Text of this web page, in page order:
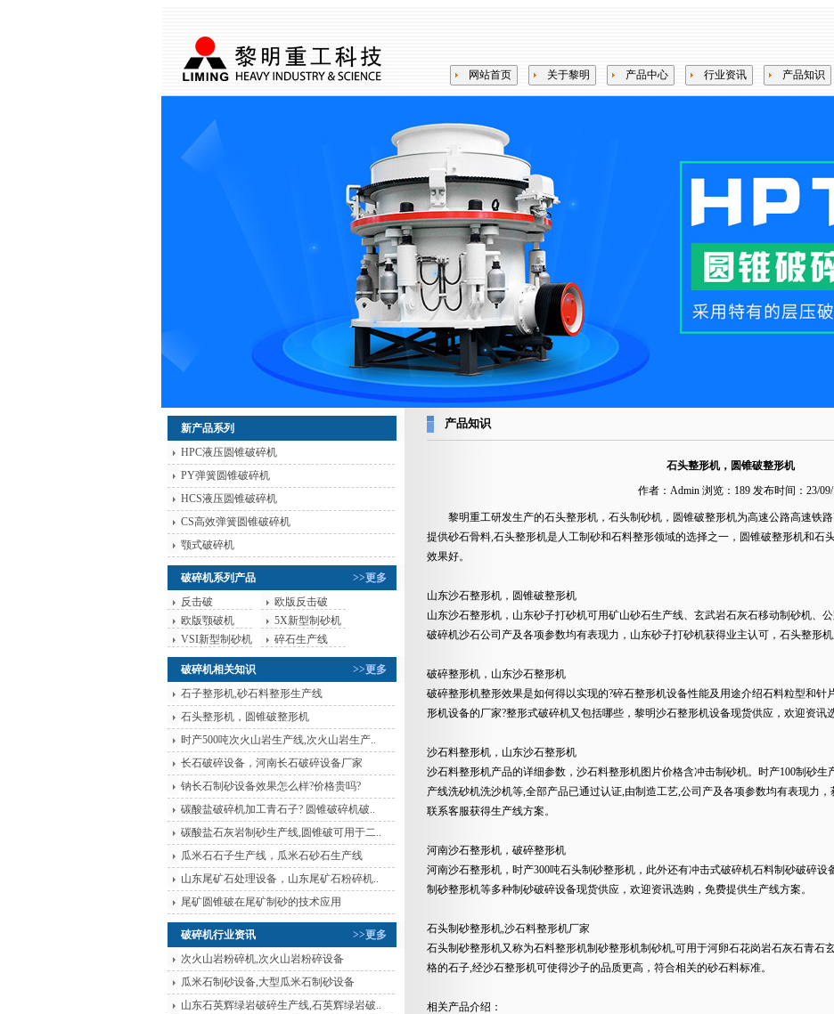
网站首页 关于黎明 产品中心 行业资讯 产品知识
新产品系列
HPC液压圆锥破碎机
PY弹簧圆锥破碎机
HCS液压圆锥破碎机
CS高效弹簧圆锥破碎机
颚式破碎机
>>更多
破碎机系列产品
反击破
欧版反击破
欧版颚破机
5X新型制砂机
VSI新型制砂机
碎石生产线
>>更多
破碎机相关知识
石子整形机,砂石料整形生产线
石头整形机，圆锥破整形机
时产500吨次火山岩生产线,次火山岩生产..
长石破碎设备，河南长石破碎设备厂家
钠长石制砂设备效果怎么样?价格贵吗?
碳酸盐破碎机加工青石子? 圆锥破碎机破..
碳酸盐石灰岩制砂生产线,圆锥破可用于二..
瓜米石石子生产线，瓜米石砂石生产线
山东尾矿石处理设备，山东尾矿石粉碎机..
尾矿圆锥破在尾矿制砂的技术应用
>>更多
破碎机行业资讯
次火山岩粉碎机,次火山岩粉碎设备
瓜米石制砂设备,大型瓜米石制砂设备
山东石英辉绿岩破碎生产线,石英辉绿岩破..
产品知识
石头整形机，圆锥破整形机
作者：Admin 浏览： 189 发布时间：23/
黎明重工研发生产的石头整形机，石头制砂机，圆锥破整形机为高速公路高速铁
提供砂石骨料,石头整形机是人工制砂和石料整形领域的选择之一，圆锥破整形机和石
效果好。
山东沙石整形机，圆锥破整形机
山东沙石整形机，山东砂子打砂机可用矿山砂石生产线、玄武岩石灰石移动制砂机、
破碎机沙石公司产及各项参数均有表现力，山东砂子打砂机获得业主认可，石头整形
破碎整形机，山东沙石整形机
破碎整形机整形效果是如何得以实现的?碎石整形机设备性能及用途介绍石料粒型和针
形机设备的厂家?整形式破碎机又包括哪些，黎明沙石整形机设备现货供应，欢迎资讯
沙石料整形机，山东沙石整形机
沙石料整形机产品的详细参数，沙石料整形机图片价格含冲击制砂机。时产100制砂生
产线洗砂机洗沙机等,全部产品已通过认证,由制造工艺,公司产及各项参数均有表现力
联系客服获得生产线方案。
河南沙石整形机，破碎整形机
河南沙石整形机，时产300吨石头制砂整形机，此外还有冲击式破碎机石料制砂破碎设
制砂整形机等多种制砂破碎设备现货供应，欢迎资讯选购，免费提供生产线方案。
石头制砂整形机,沙石料整形机厂家
石头制砂整形机又称为石料整形机制砂整形机制砂机,可用于河卵石花岗岩石灰石青石
格的石子,经沙石整形机可使得沙子的品质更高，符合相关的砂石料标准。
相关产品介绍：